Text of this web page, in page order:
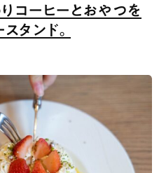
コーヒーとおやつを
タンド。